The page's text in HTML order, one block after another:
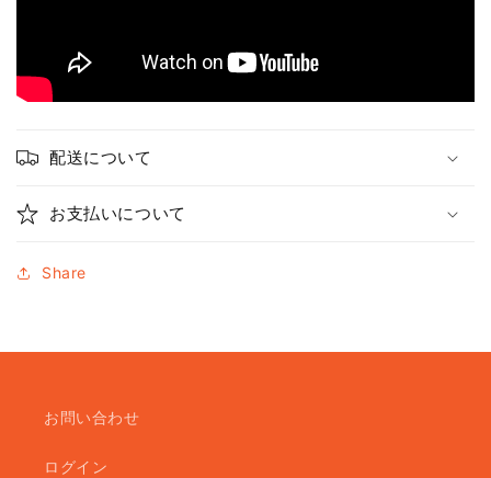
配送について
お支払いについて
Share
お問い合わせ
ログイン